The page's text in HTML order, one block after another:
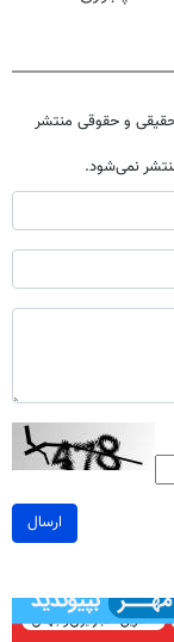
مجانیه
و حقوقی منتشر
نمی‌شود.
ارسال